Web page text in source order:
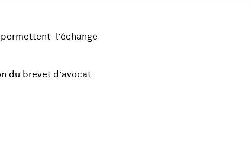
l’échange
du brevet d’avocat.